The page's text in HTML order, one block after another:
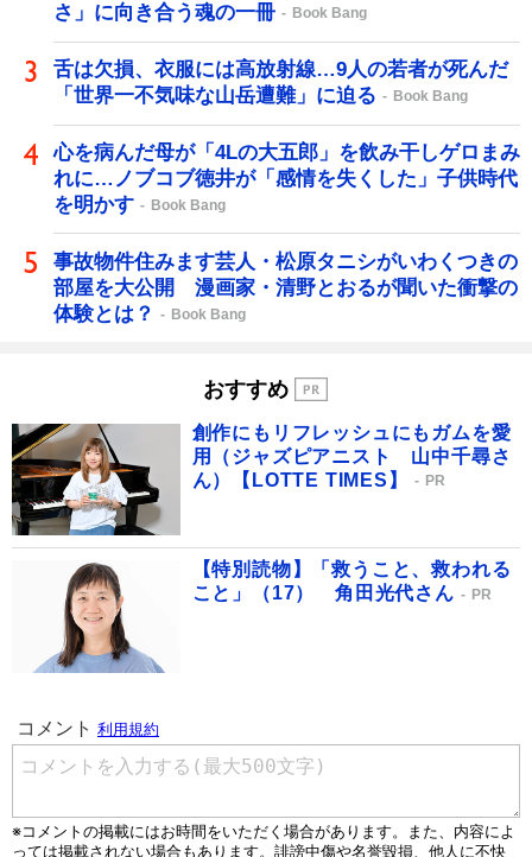
さ」に向き合う魂の一冊
Book Bang
舌は欠損、衣服には高放射線…9人の若者が死んだ
「世界一不気味な山岳遭難」に迫る
Book Bang
心を病んだ母が「4Lの大五郎」を飲み干しゲロまみ
れに…ノブコブ徳井が「感情を失くした」子供時代
を明かす
Book Bang
事故物件住みます芸人・松原タニシがいわくつきの
部屋を大公開 漫画家・清野とおるが聞いた衝撃の
体験とは？
Book Bang
おすすめ
創作にもリフレッシュにもガムを愛
用（ジャズピアニスト 山中千尋さ
ん）【LOTTE TIMES】
PR
【特別読物】「救うこと、救われる
こと」（17） 角田光代さん
PR